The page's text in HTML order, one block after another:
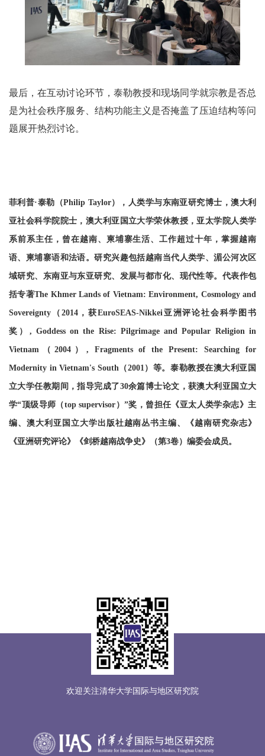
最后，在互动讨论环节，泰勒教授和现场同学就宗教是否总
是为社会秩序服务、结构功能主义是否掩盖了压迫结构等问
题展开热烈讨论。
菲利普·泰勒（Philip Taylor），人类学与东南亚研究博士，澳大利
亚社会科学院院士，澳大利亚国立大学荣休教授，亚太学院人类学
系前系主任，曾在越南、柬埔寨生活、工作超过十年，掌握越南
语、柬埔寨语和法语。研究兴趣包括越南当代人类学、湄公河次区
域研究、东南亚与东亚研究、发展与都市化、现代性等。代表作包
括专著The Khmer Lands of Vietnam: Environment, Cosmology and
Sovereignty（2014，获EuroSEAS-Nikkei亚洲评论社会科学图书
奖）, Goddess on the Rise: Pilgrimage and Popular Religion in
Vietnam（2004）, Fragments of the Present: Searching for
Modernity in Vietnam's South（2001）等。泰勒教授在澳大利亚国
立大学任教期间，指导完成了30余篇博士论文，获澳大利亚国立大
学“顶级导师（top supervisor）”奖，曾担任《亚太人类学杂志》主
编、澳大利亚国立大学出版社越南丛书主编、《越南研究杂志》
《亚洲研究评论》《剑桥越南战争史》（第3卷）编委会成员。
欢迎关注清华大学国际与地区研究院